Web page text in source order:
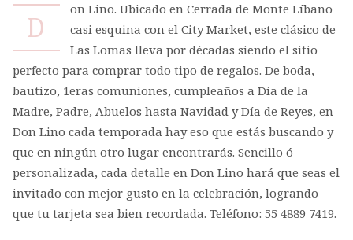
D
on Lino. Ubicado en Cerrada de Monte Líbano
casi esquina con el City Market, este clásico de
Las Lomas lleva por décadas siendo el sitio
perfecto para comprar todo tipo de regalos. De boda,
bautizo, 1eras comuniones, cumpleaños a Día de la
Madre, Padre, Abuelos hasta Navidad y Día de Reyes, en
Don Lino cada temporada hay eso que estás buscando y
que en ningún otro lugar encontrarás. Sencillo ó
personalizada, cada detalle en Don Lino hará que seas el
invitado con mejor gusto en la celebración, logrando
que tu tarjeta sea bien recordada. Teléfono: 55 4889 7419.